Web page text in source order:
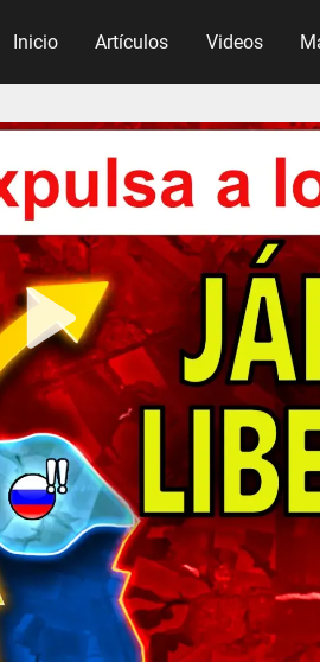
Inicio Artículos Videos